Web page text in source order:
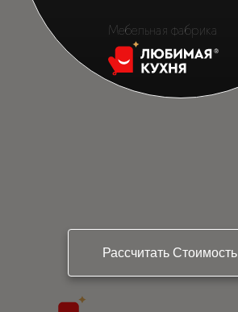
Рассчитать Стоимость
Мебельная фабрика